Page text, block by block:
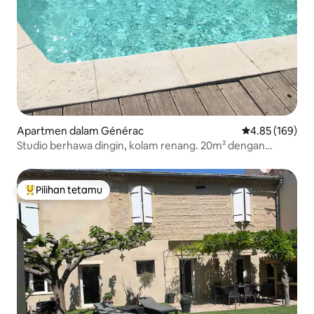
Apartmen dalam Générac Penarafan
4.85 (169)
Studio berhawa dingin, kolam renang. 20m² dengan
Pilihan utama tetamu
Pilihan tetamu